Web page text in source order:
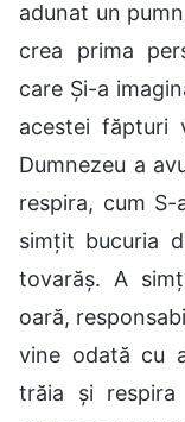
adunat un
crea prima
care Și-a
acestei făpturi
Dumnezeu a
respira, cum
simțit bucuria
tovarăș. A
oară,
vine odată cu
trăia și